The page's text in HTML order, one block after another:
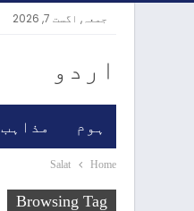
جمعہ, اگست 7, 2026
اردو
ہوم مذاہب
Home
Salat
Browsing Tag